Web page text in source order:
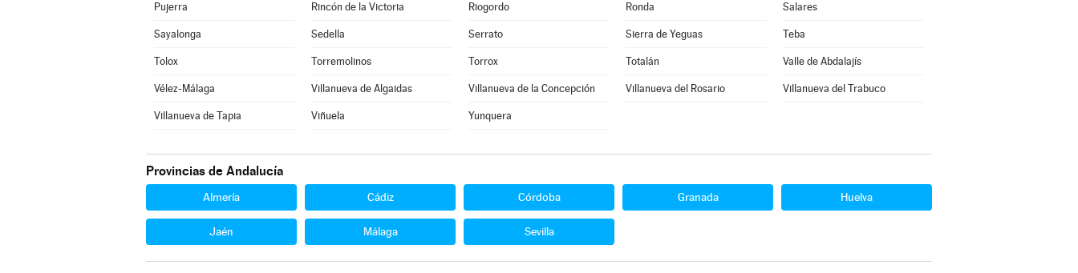
Pujerra Rincón de la Victoria Riogordo Ronda Salares
Sayalonga Sedella Serrato Sierra de Yeguas Teba
Tolox Torremolinos Torrox Totalán Valle de Abdalajís
Vélez-Málaga Villanueva de Algaidas Villanueva de la Concepción Villanueva del Rosario Villanueva del Trabuco
Villanueva de Tapia Viñuela Yunquera
Provincias de Andalucía
Almería Cádiz Córdoba Granada Huelva
Jaén Málaga Sevilla